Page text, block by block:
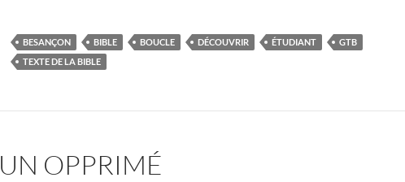
BESANÇON BIBLE BOUCLE DÉCOUVRIR ÉTUDIANT
GTB
TEXTE DE LA BIBLE
OPPRIMÉ